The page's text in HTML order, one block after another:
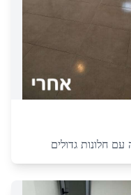
עם חלונות גדולים